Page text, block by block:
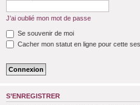
J’ai oublié mon mot de passe
Se souvenir de moi
Cacher mon statut en ligne pour cette
S’ENREGISTRER